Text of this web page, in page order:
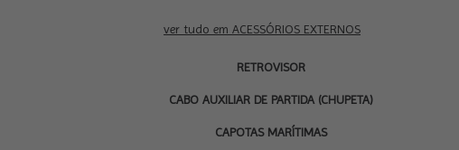
ver tudo em ACESSÓRIOS EXTERNOS
RETROVISOR
CABO AUXILIAR DE PARTIDA (CHUPETA)
CAPOTAS MARÍTIMAS